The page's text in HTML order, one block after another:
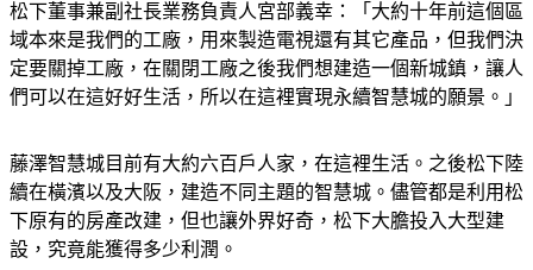
松下董事兼副社長業務負責人宮部義幸：「大約十年前這個區
域本來是我們的工廠，用來製造電視還有其它產品，但我們決
定要關掉工廠，在關閉工廠之後我們想建造一個新城鎮，讓人
們可以在這好好生活，所以在這裡實現永續智慧城的願景。」
藤澤智慧城目前有大約六百戶人家，在這裡生活。之後松下陸
續在橫濱以及大阪，建造不同主題的智慧城。儘管都是利用松
下原有的房產改建，但也讓外界好奇，松下大膽投入大型建
設，究竟能獲得多少利潤。